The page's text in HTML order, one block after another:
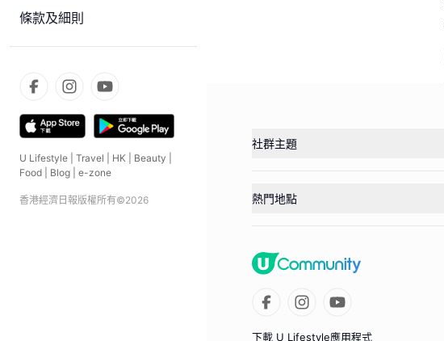
條款及細則
U Lifestyle Travel HK Beauty
Food
Blog e-zone
香港經濟日報版權所有©2026
社群主題
熱門地點
下載 U Lifestyle應用程式